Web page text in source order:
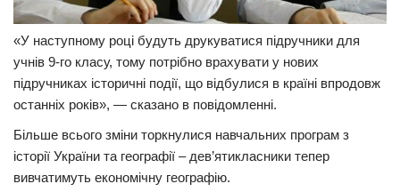
Привітання
Здоров’я
Події
Кримінал
Трагедії
Курйози
«У наступному році будуть друкуватися підручники для
учнів 9-го класу, тому потрібно врахувати у нових
підручниках історичні події, що відбулися в країні впродовж
останніх років», — сказано в повідомленні.
Більше всього зміни торкнулися навчальних програм з
історії України та географії – дев’ятикласники тепер
вивчатимуть економічну географію.